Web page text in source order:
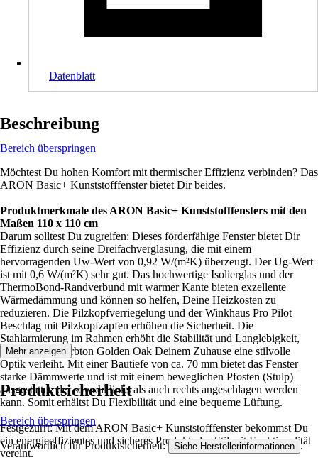
Datenblatt
Beschreibung
Bereich überspringen
Möchtest Du hohen Komfort mit thermischer Effizienz verbinden? Das
ARON Basic+ Kunststofffenster bietet Dir beides.
Produktmerkmale des ARON Basic+ Kunststofffensters mit den
Maßen 110 x 110 cm
Darum solltest Du zugreifen: Dieses förderfähige Fenster bietet Dir
Effizienz durch seine Dreifachverglasung, die mit einem
hervorragenden Uw-Wert von 0,92 W/(m²K) überzeugt. Der Ug-Wert
ist mit 0,6 W/(m²K) sehr gut. Das hochwertige Isolierglas und der
ThermoBond-Randverbund mit warmer Kante bieten exzellente
Wärmedämmung und können so helfen, Deine Heizkosten zu
reduzieren. Die Pilzkopfverriegelung und der Winkhaus Pro Pilot
Beschlag mit Pilzkopfzapfen erhöhen die Sicherheit. Die
Stahlarmierung im Rahmen erhöht die Stabilität und Langlebigkeit,
während der Farbton Golden Oak Deinem Zuhause eine stilvolle
Optik verleiht. Mit einer Bautiefe von ca. 70 mm bietet das Fenster
starke Dämmwerte und ist mit einem beweglichen Pfosten (Stulp)
ausgestattet, der sowohl links als auch rechts angeschlagen werden
kann. Somit erhältst Du Flexibilität und eine bequeme Lüftung.
Festgezurrt: Mit dem ARON Basic+ Kunststofffenster bekommst Du
ein energieeffizientes und sicheres Produkt, das Stil mit Funktionalität
vereint.
Mehr anzeigen
Produktsicherheit
Bereich überspringen
Verantwortlich für Produktsicherheit: Siehe Herstellerinformationen .